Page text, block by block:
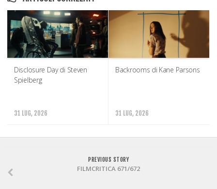
Disclosure Day di Steven
Spielberg
31 LUG, 2026
Backrooms di Kane Parsons
31 LUG, 2026
PREVIOUS STORY
FILMCRITICA 671/672